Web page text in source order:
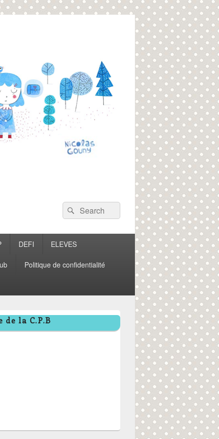
Recherche :
Rechercher
DEFI ELEVES
Politique de confidentialité
de la C.P.B